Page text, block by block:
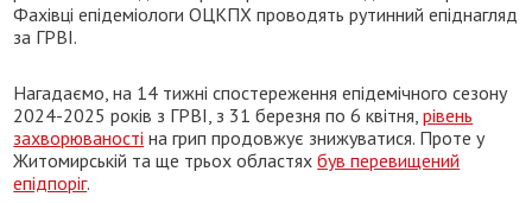
Фахівці епідеміологи ОЦКПХ проводять рутинний епіднагляд
за ГРВІ.
Нагадаємо, на 14 тижні спостереження епідемічного сезону
2024-2025 років з ГРВІ, з 31 березня по 6 квітня,рівень
захворюваності на грип продовжує знижуватися. Проте у
Житомирській та ще трьох областяхбув перевищений
епідпоріг.